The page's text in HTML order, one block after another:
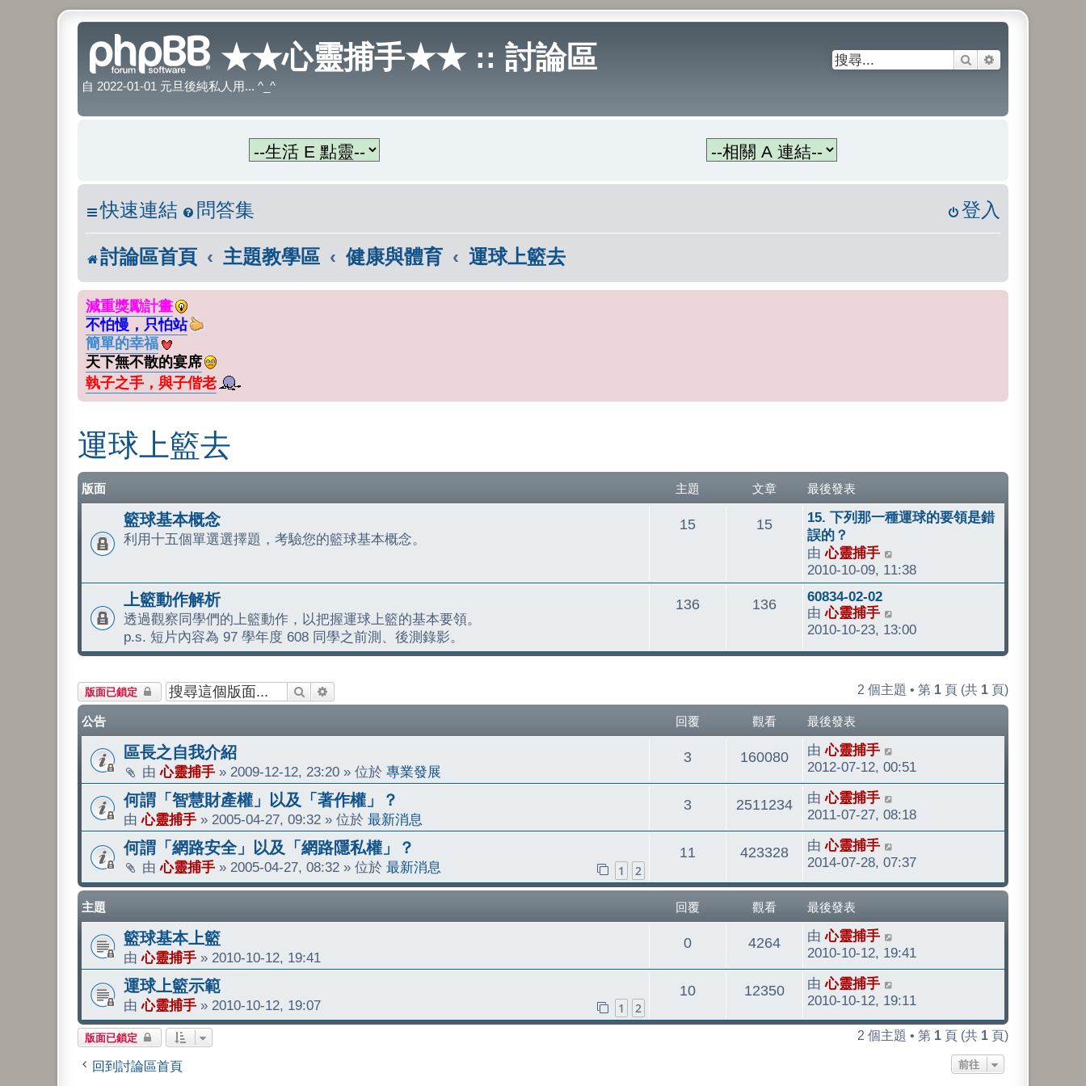
★★心靈捕手★★ :: 討論區
自 2022-01-01 元旦後純私人用... ^_^
搜尋
快速連結 問答集 登入
討論區首頁 主題教學區 健康與體育 運球上籃去
減重獎勵計畫
不怕慢，只怕站
簡單的幸福
天下無不散的宴席
執子之手，與子偕老
運球上籃去
版面 主題 文章 最後發表
籃球基本概念
利用十五個單選選擇題，考驗您的籃球基本概念。
15主
15文
最
後
發
表
15. 下列那一種運球的要領是錯
誤的？
由心靈捕手
視
最
發
2010-10-09, 11:38
上籃動作解析
透過觀察同學們的上籃動作，以把握運球上籃的基本要領。
p.s. 短片內容為 97 學年度 608 同學之前測、後測錄影。
136主
136文
最
後
發
表
60834-02-02
由心靈捕手
視
最
發
表
2010-10-23, 13:00
版面已鎖定 搜尋 2 個主題 • 第 1 頁 (共 1 頁)
公告 回覆 觀看 最後發表
區長之自我介紹
由心靈捕手 » 2009-12-12, 23:20 » 位於 專業發展
3回
覆
160080觀
看
最
後
發
表
由心靈捕手
2012-07-12, 00:51
何謂「智慧財產權」以及「著作權」？
由心靈捕手 » 2005-04-27, 09:32 » 位於 最新消息
3回
覆
2511234觀
看
最
後
發
表
由心靈捕手
2011-07-27, 08:18
何謂「網路安全」以及「網路隱私權」？
由心靈捕手 » 2005-04-27, 08:32 » 位於 最新消息 1 2
11
覆
423328觀
看
最
後
發
由心靈捕手
2014-07-28, 07:37
主題 回覆 觀看 最後發表
籃球基本上籃
由心靈捕手 » 2010-10-12, 19:41
0回
覆
4264觀
看
最
後
發
表
由心靈捕手
2010-10-12, 19:41
運球上籃示範
由心靈捕手 » 2010-10-12, 19:07 1 2
10回
覆
12350觀
看
最
後
發
由心靈捕手
2010-10-12, 19:11
版面已鎖定 2 個主題 • 第 1 頁 (共 1 頁)
回到討論區首頁 前往